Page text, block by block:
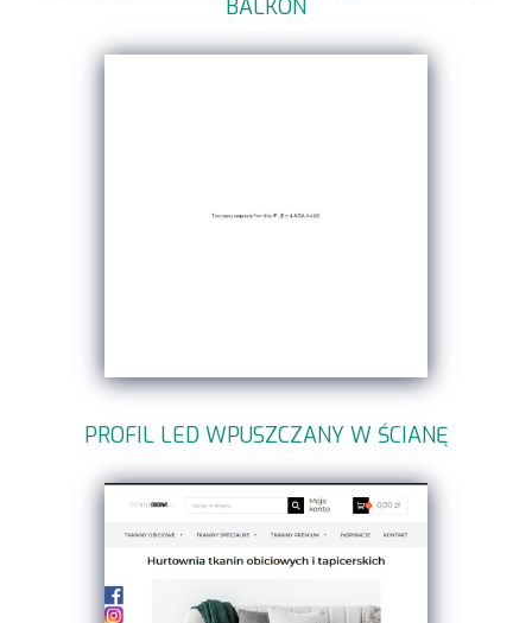
BALKON
PROFIL LED WPUSZCZANY W ŚCIANĘ